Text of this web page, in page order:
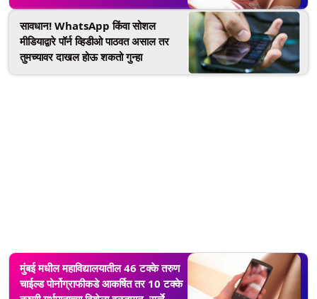
सावधान! WhatsApp किंवा सोशल
मीडियाद्वारे पॉर्न व्हिडीओ पाठवत असाल तर
तुमच्यावर दाखल होऊ शकतो गुन्हा
मुंबई मधील महाविद्यालयातील 46 टक्के तरुण
चाईल्ड पोर्नोग्राफीकडे आकर्षित तर 10 टक्के